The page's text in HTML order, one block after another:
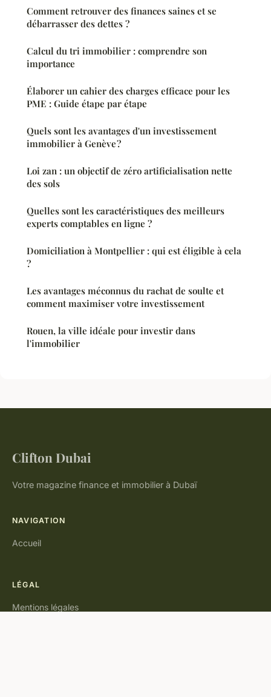
Comment retrouver des finances saines et se
débarrasser des dettes ?
Calcul du tri immobilier : comprendre son
importance
Élaborer un cahier des charges efficace pour les
PME : Guide étape par étape
Quels sont les avantages d'un investissement
immobilier à Genève ?
Loi zan : un objectif de zéro artificialisation nette
des sols
Quelles sont les caractéristiques des meilleurs
experts comptables en ligne ?
Domiciliation à Montpellier : qui est éligible à cela
?
Les avantages méconnus du rachat de soulte et
comment maximiser votre investissement
Rouen, la ville idéale pour investir dans
l'immobilier
Clifton Dubai
Votre magazine finance et immobilier à Dubaï
NAVIGATION
Accueil
LÉGAL
Mentions légales